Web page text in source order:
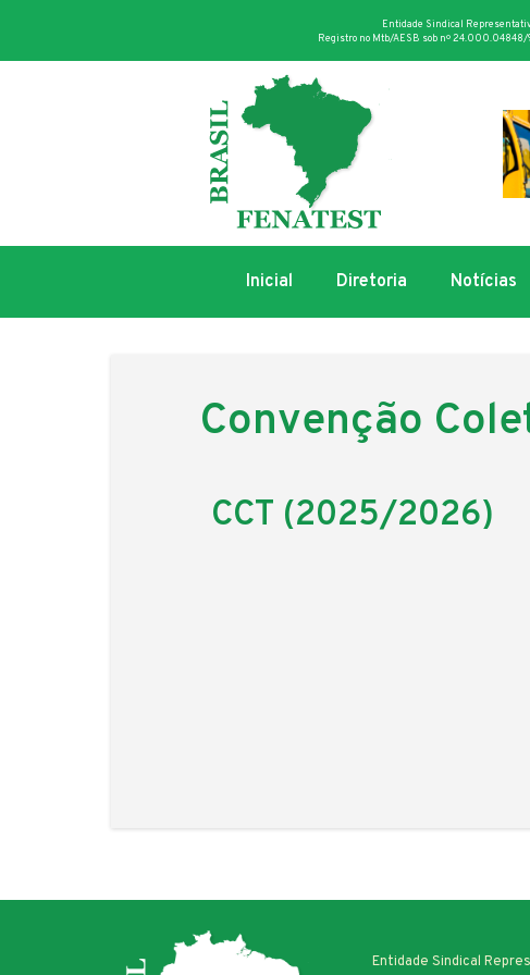
Entidade Sindical
Registro no Mtb/AESB sob nº
Inicial Diretoria Notícias
Convenção
CCT (2025/2026)
Entidade Sindical